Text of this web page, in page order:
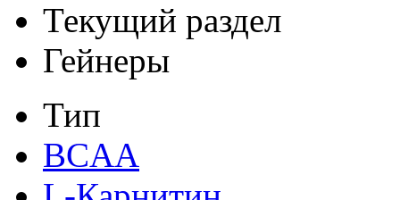
Текущий раздел
Гейнеры
Тип
BCAA